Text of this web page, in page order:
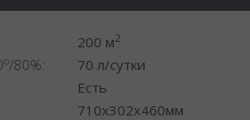
200 м2
o/80%:
70 л/сутки
Есть
710x302x460мм